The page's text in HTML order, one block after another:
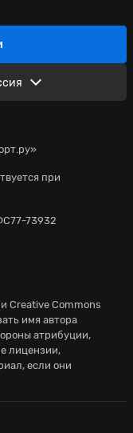
при
73932
Creative Commons
имя автора
атрибуции,
лицензии,
если они